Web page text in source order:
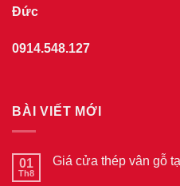
Đức
0914.548.127
BÀI VIẾT MỚI
01
Th8
Giá cửa thép vân gỗ